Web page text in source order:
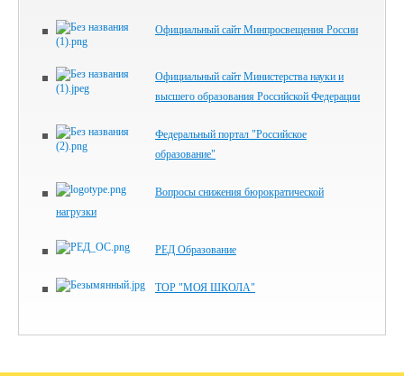
Официальный сайт Минпросвещения России
Официальный сайт Министерства науки и
высшего образования Российской Федерации
Федеральный портал "Российское
образование"
Вопросы снижения бюрократической
нагрузки
РЕД Образование
ТОР "МОЯ ШКОЛА"